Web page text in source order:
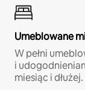
Umeblowane
W pełni
i
miesiąc i